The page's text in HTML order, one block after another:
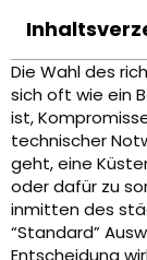
Die Wahl des
sich oft wie ein
ist,
technischer
geht, eine
oder dafür zu
inmitten des
“Standard”
Entscheidung